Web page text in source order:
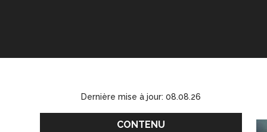
Dernière mise à jour: 08.08.26
CONTENU